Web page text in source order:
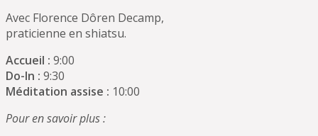
Avec Florence Dôren Decamp,
praticienne en shiatsu.
Accueil : 9:00
Do-In : 9:30
Méditation assise : 10:00
Pour en savoir plus :